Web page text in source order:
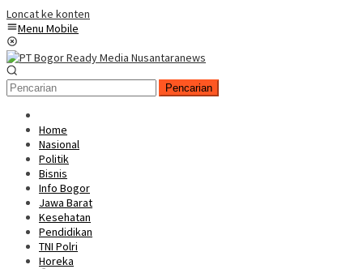
Loncat ke konten
Menu Mobile
Pencarian
Home
Nasional
Politik
Bisnis
Info Bogor
Jawa Barat
Kesehatan
Pendidikan
TNI Polri
Horeka